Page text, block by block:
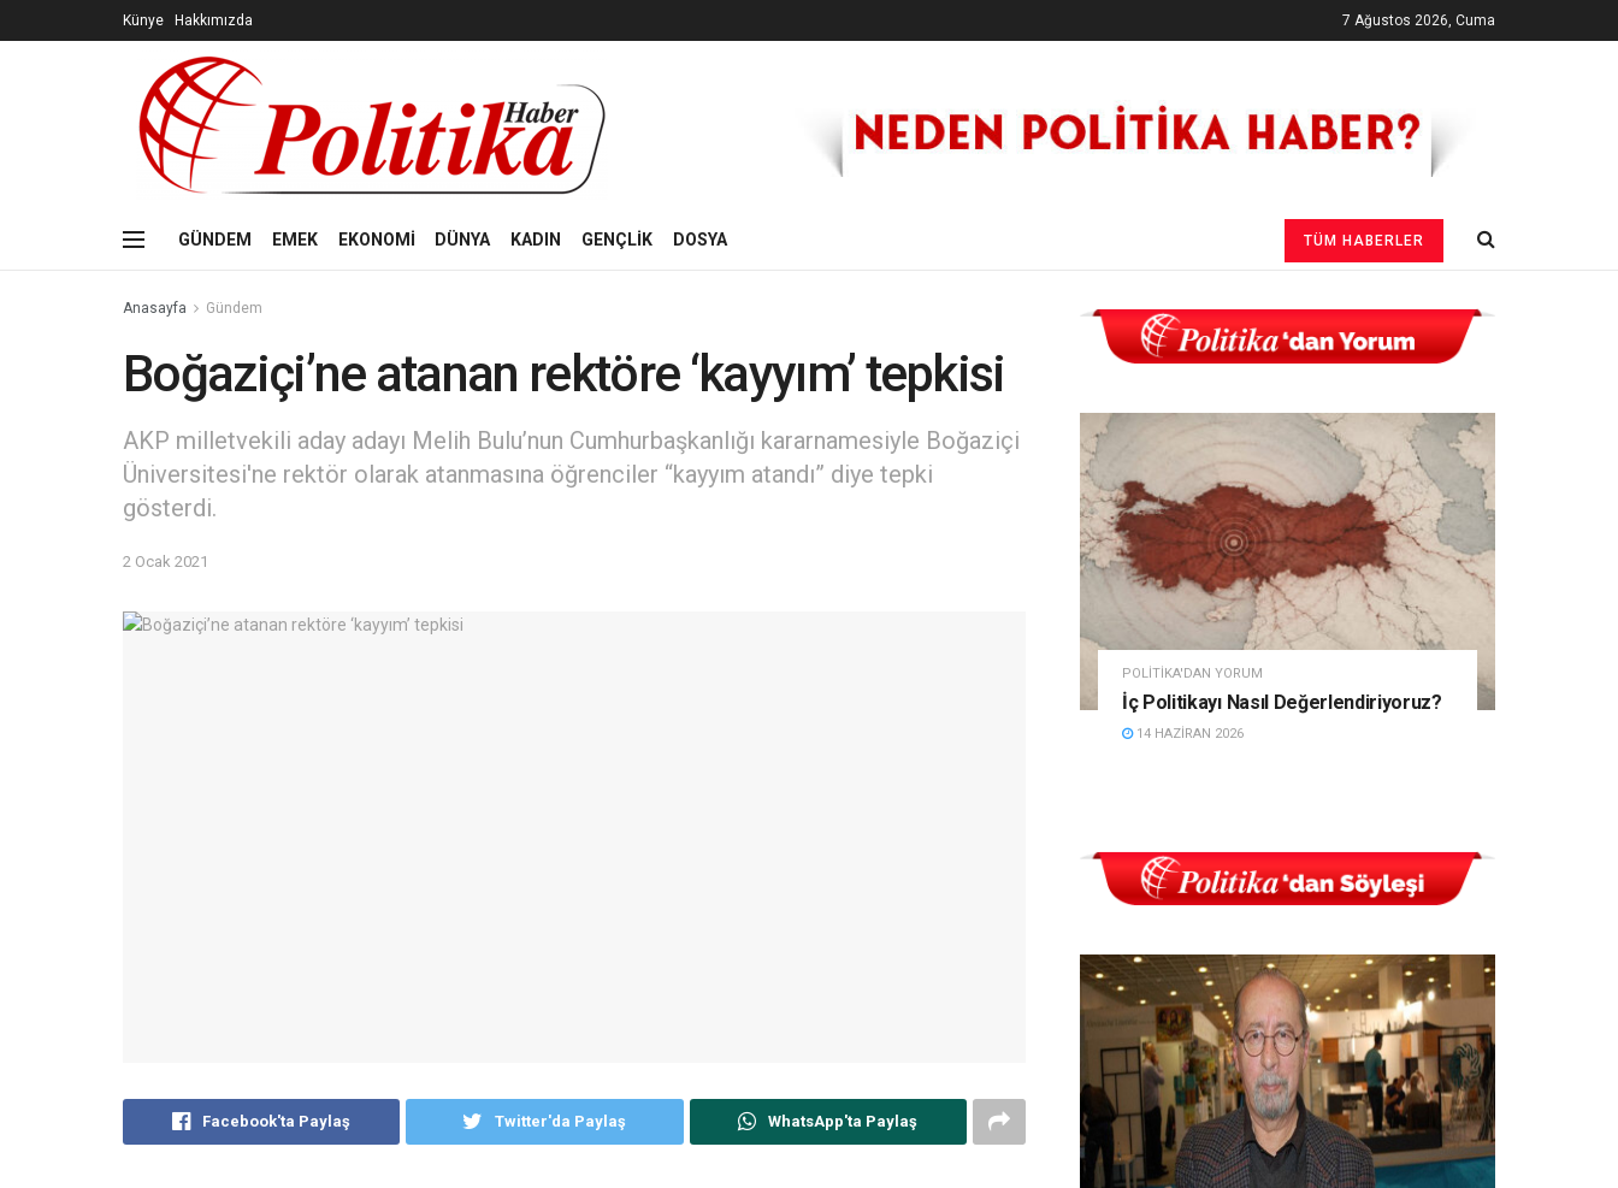
Künye Hakkımızda 7 Ağustos 2026, Cuma
GÜNDEM EMEK EKONOMİ DÜNYA KADIN GENÇLİK DOSYA TÜM HABERLER
Anasayfa Gündem
Boğaziçi’ne atanan rektöre ‘kayyım’ tepkisi
AKP milletvekili aday adayı Melih Bulu’nun Cumhurbaşkanlığı kararnamesiyle Boğaziçi
Üniversitesi'ne rektör olarak atanmasına öğrenciler “kayyım atandı” diye tepki
gösterdi.
2 Ocak 2021
Facebook'ta Paylaş Twitter'da Paylaş WhatsApp'ta Paylaş
POLITIKA'DAN YORUM
İç Politikayı Nasıl Değerlendiriyoruz?
14 HAZIRAN 2026